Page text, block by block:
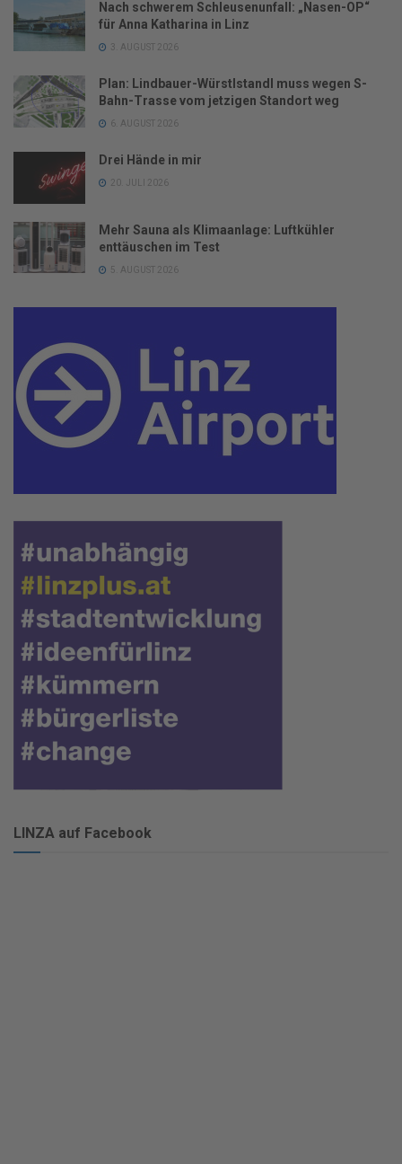
Nach schwerem Schleusenunfall: „Nasen-OP“
für Anna Katharina in Linz
3. AUGUST 2026
Plan: Lindbauer-Würstlstandl muss wegen S-
Bahn-Trasse vom jetzigen Standort weg
6. AUGUST 2026
Drei Hände in mir
20. JULI 2026
Mehr Sauna als Klimaanlage: Luftkühler
enttäuschen im Test
5. AUGUST 2026
LINZA auf Facebook